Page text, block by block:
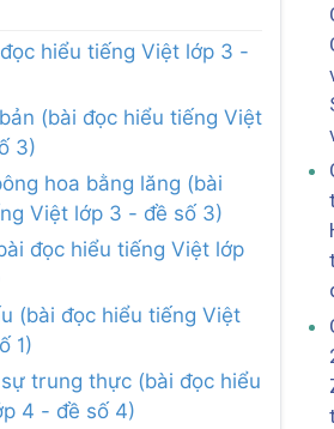
hiểu tiếng Việt lớp 3 -
(bài đọc hiểu tiếng Việt
3)
hoa bằng lăng (bài
Việt lớp 3 - đề số 3)
đọc hiểu tiếng Việt lớp
(bài đọc hiểu tiếng Việt
1)
trung thực (bài đọc hiểu
4 - đề số 4)